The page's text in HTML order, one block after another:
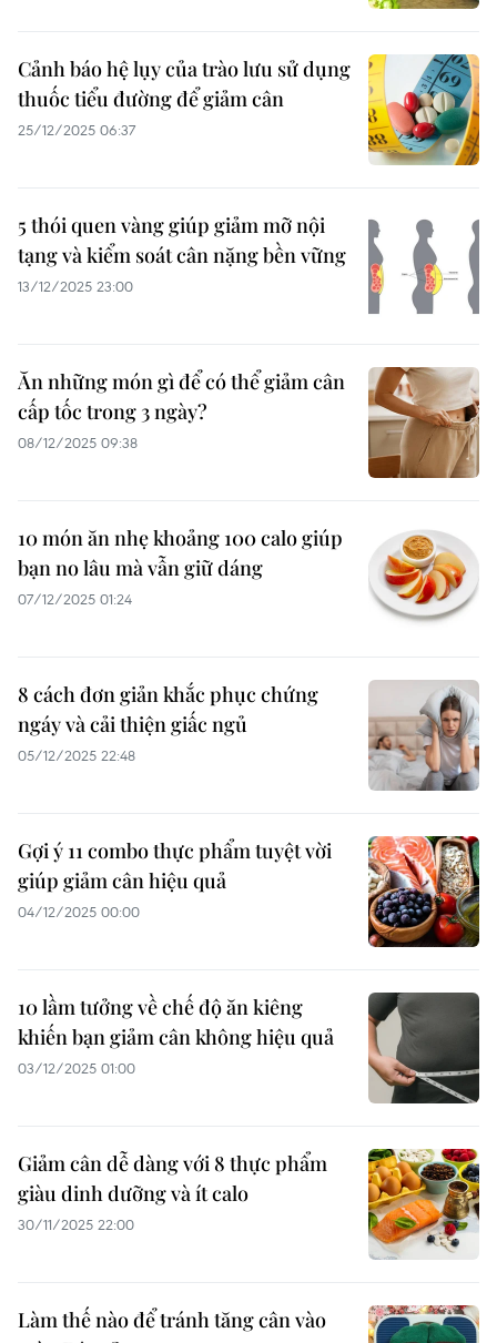
Cảnh báo hệ lụy của trào lưu sử dụng
thuốc tiểu đường để giảm cân
25/12/2025 06:37
5 thói quen vàng giúp giảm mỡ nội
tạng và kiểm soát cân nặng bền vững
13/12/2025 23:00
Ăn những món gì để có thể giảm cân
cấp tốc trong 3 ngày?
08/12/2025 09:38
10 món ăn nhẹ khoảng 100 calo giúp
bạn no lâu mà vẫn giữ dáng
07/12/2025 01:24
8 cách đơn giản khắc phục chứng
ngáy và cải thiện giấc ngủ
05/12/2025 22:48
Gợi ý 11 combo thực phẩm tuyệt vời
giúp giảm cân hiệu quả
04/12/2025 00:00
10 lầm tưởng về chế độ ăn kiêng
khiến bạn giảm cân không hiệu quả
03/12/2025 01:00
Giảm cân dễ dàng với 8 thực phẩm
giàu dinh dưỡng và ít calo
30/11/2025 22:00
Làm thế nào để tránh tăng cân vào